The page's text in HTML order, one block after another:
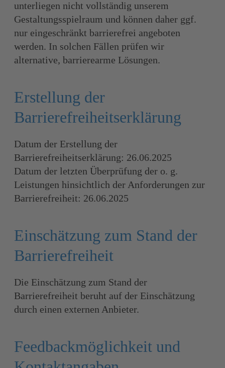
unterliegen nicht vollständig unserem
Gestaltungsspielraum und können daher ggf.
nur eingeschränkt barrierefrei angeboten
werden. In solchen Fällen prüfen wir
alternative, barrierearme Lösungen.
Erstellung der
Barrierefreiheitserklärung
Datum der Erstellung der
Barrierefreiheitserklärung: 26.06.2025
Datum der letzten Überprüfung der o. g.
Leistungen hinsichtlich der Anforderungen zur
Barrierefreiheit: 26.06.2025
Einschätzung zum Stand der
Barrierefreiheit
Die Einschätzung zum Stand der
Barrierefreiheit beruht auf der Einschätzung
durch einen externen Anbieter.
Feedbackmöglichkeit und